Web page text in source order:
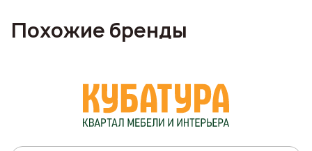
Похожие бренды